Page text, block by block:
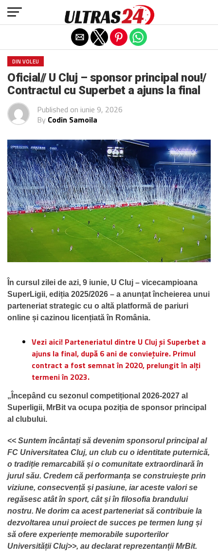
DIN VOLEU
Oficial// U Cluj – sponsor principal nou!/
Contractul cu Superbet a ajuns la final
Published on iunie 9, 2026
By Codin Samoila
În cursul zilei de azi, 9 iunie, U Cluj – vicecampioana
SuperLigii, ediția 2025/2026 – a anunțat încheierea unui
parteneriat strategic cu o altă platformă de pariuri
online și cazinou licențiată în România.
Vezi aici! Parteneriatul dintre U Cluj și Superbet a
ajuns la final, după 6 ani de conviețuire. Primul
contract a fost semnat în 2020, prelungit în alți
termeni în 2023.
„Începând cu sezonul competițional 2026-2027 al
Superligii, MrBit va ocupa poziția de sponsor principal
al clubului.
<< Suntem încântați să devenim sponsorul principal al
FC Universitatea Cluj, un club cu o identitate puternică,
o tradiție remarcabilă și o comunitate extraordinară în
jurul său. Credem că performanța se construiește prin
viziune, consecvență și pasiune, iar aceste valori se
regăsesc atât în sport, cât și în filosofia brandului
nostru. Ne dorim ca acest parteneriat să contribuie la
dezvoltarea unui proiect de succes pe termen lung și
să ofere experiențe memorabile suporterilor
Universității Cluj>>, au declarat reprezentanții MrBit.
Exit mobile version